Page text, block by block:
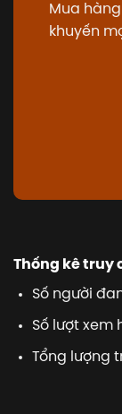
Mua
khuyến
Thống kê truy
Số người
Số lượt xem
Tổng lượng